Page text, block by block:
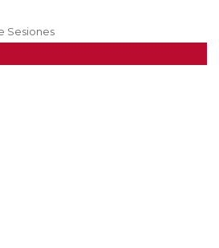
Sesiones